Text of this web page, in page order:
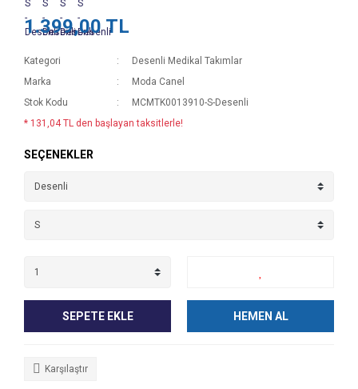
1.399,00 TL
Kategori
Desenli Medikal Takımlar
Marka
Moda Canel
Stok Kodu
MCMTK0013910-S-Desenli
* 131,04 TL den başlayan taksitlerle!
SEÇENEKLER
SEPETE EKLE HEMEN AL
Karşılaştır